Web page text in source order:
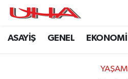
ASAYİŞ GENEL EKONOMİ
YAŞAM
ASAYİŞ
Nöbetçi Eczaneler